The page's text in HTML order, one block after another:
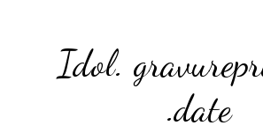
Idol.
.date